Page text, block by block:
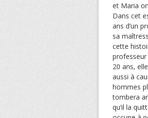
et Maria
Dans cet
ans d’un
sa
cette
professeur
20 ans,
aussi à
hommes
tombera
qu’il la